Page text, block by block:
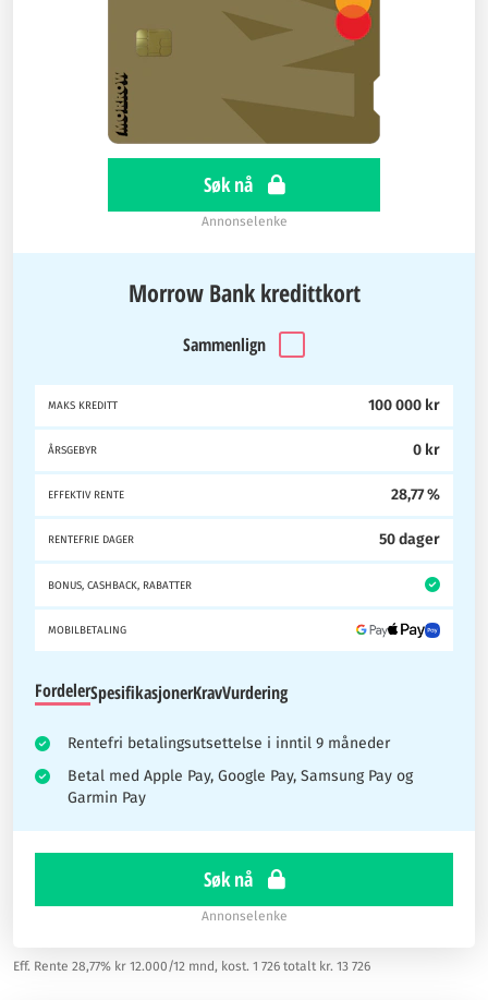
Søk nå
Annonselenke
Morrow Bank kredittkort
Sammenlign
MAKS KREDITT 100 000 kr
ÅRSGEBYR 0 kr
EFFEKTIV RENTE 28,77 %
RENTEFRIE DAGER 50 dager
BONUS, CASHBACK, RABATTER
MOBILBETALING
FordelerSpesifikasjonerKravVurdering
Rentefri betalingsutsettelse i inntil 9 måneder
Betal med Apple Pay, Google Pay, Samsung Pay og
Garmin Pay
Søk nå
Annonselenke
Eff. Rente 28,77% kr 12.000/12 mnd, kost. 1 726 totalt kr. 13 726